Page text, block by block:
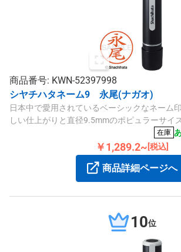
商品番号: KWN-52397998
シヤチハタネーム9 永尾(ナガオ)
日本中で愛用されているベーシックなネーム
しい仕上がりと直径9.5mmのポピュラーサイ
在庫
￥1,289.2~ [税込]
商品詳細ページへ
10位